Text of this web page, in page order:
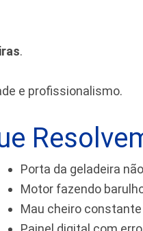
.
e profissionalismo.
Porta da geladeira
Motor fazendo
Mau cheiro constante